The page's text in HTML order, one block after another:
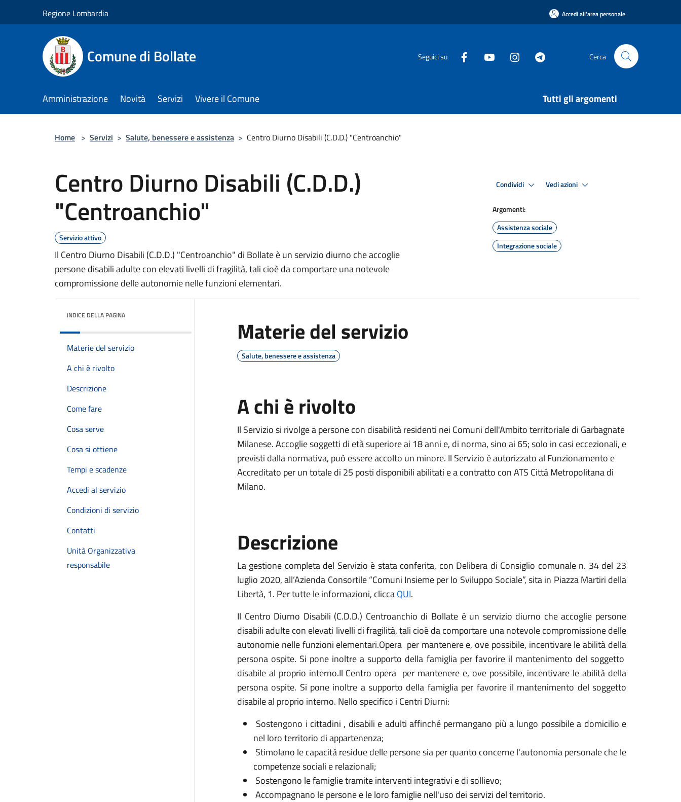
Regione Lombardia Accedi all'area personale
Comune di Bollate Seguici su Cerca
Amministrazione Novità Servizi Vivere il Comune Tutti gli argomenti
Home > Servizi > Salute, benessere e assistenza > Centro Diurno Disabili (C.D.D.) "Centroanchio"
Centro Diurno Disabili (C.D.D.)
"Centroanchio"
Servizio attivo
Il Centro Diurno Disabili (C.D.D.) "Centroanchio" di Bollate è un servizio diurno che accoglie
persone disabili adulte con elevati livelli di fragilità, tali cioè da comportare una notevole
compromissione delle autonomie nelle funzioni elementari.
Condividi Vedi azioni
Argomenti:
Assistenza sociale
Integrazione sociale
INDICE DELLA PAGINA
Materie del servizio
A chi è rivolto
Descrizione
Come fare
Cosa serve
Cosa si ottiene
Tempi e scadenze
Accedi al servizio
Condizioni di servizio
Contatti
Unità Organizzativa
responsabile
Materie del servizio
Salute, benessere e assistenza
A chi è rivolto
Il Servizio si rivolge a persone con disabilità residenti nei Comuni dell'Ambito territoriale di Garbagnate
Milanese. Accoglie soggetti di età superiore ai 18 anni e, di norma, sino ai 65; solo in casi eccezionali, e
previsti dalla normativa, può essere accolto un minore. Il Servizio è autorizzato al Funzionamento e
Accreditato per un totale di 25 posti disponibili abilitati e a contratto con ATS Città Metropolitana di
Milano.
Descrizione
La gestione completa del Servizio è stata conferita, con Delibera di Consiglio comunale n. 34 del 23
luglio 2020, all’Azienda Consortile “Comuni Insieme per lo Sviluppo Sociale”, sita in Piazza Martiri della
Libertà, 1. Per tutte le informazioni, cliccaQUI.
Il Centro Diurno Disabili (C.D.D.) Centroanchio di Bollate è un servizio diurno che accoglie persone
disabili adulte con elevati livelli di fragilità, tali cioè da comportare una notevole compromissione delle
autonomie nelle funzioni elementari.Opera per mantenere e, ove possibile, incentivare le abilità della
persona ospite. Si pone inoltre a supporto della famiglia per favorire il mantenimento del soggetto
disabile al proprio interno.Il Centro opera per mantenere e, ove possibile, incentivare le abilità della
persona ospite. Si pone inoltre a supporto della famiglia per favorire il mantenimento del soggetto
disabile al proprio interno. Nello specifico i Centri Diurni:
Sostengono i cittadini , disabili e adulti affinché permangano più a lungo possibile a domicilio e
nel loro territorio di appartenenza;
Stimolano le capacità residue delle persone sia per quanto concerne l'autonomia personale che le
competenze sociali e relazionali;
Sostengono le famiglie tramite interventi integrativi e di sollievo;
Accompagnano le persone e le loro famiglie nell'uso dei servizi del territorio.